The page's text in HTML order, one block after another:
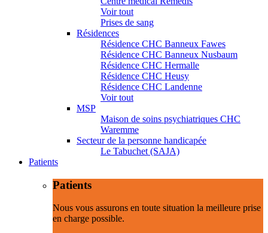
Voir tout
Prises de sang
Résidences
Résidence CHC Banneux Fawes
Résidence CHC Banneux Nusbaum
Résidence CHC Hermalle
Résidence CHC Heusy
Résidence CHC Landenne
Voir tout
MSP
Maison de soins psychiatriques CHC
Waremme
Secteur de la personne handicapée
Le Tabuchet (SAJA)
Patients
Patients
Nous vous assurons en toute situation la meilleure prise
en charge possible.